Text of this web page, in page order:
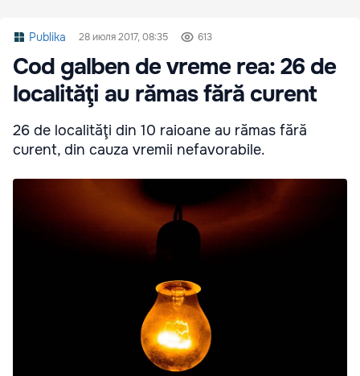
Publika 28 июля 2017, 08:35 613
Cod galben de vreme rea: 26 de
localităţi au rămas fără curent
26 de localităţi din 10 raioane au rămas fără
curent, din cauza vremii nefavorabile.